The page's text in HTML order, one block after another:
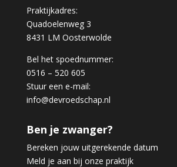
Praktijkadres:
Quadoelenweg 3
8431 LM Oosterwolde
Bel het spoednummer:
0516 – 520 605
Stuur een e-mail:
info@devroedschap.nl
Ben je zwanger?
Bereken jouw uitgerekende datum
Meld je aan bij onze praktijk